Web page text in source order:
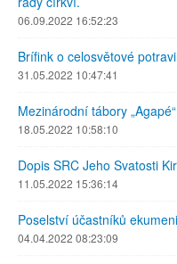
06.09.2022 16:52:23
Brífink o celosvětové
31.05.2022 10:47:41
Mezinárodní tábory
18.05.2022 10:58:10
Dopis SRC Jeho Svatosti
11.05.2022 15:36:14
Poselství účastníků
04.04.2022 08:23:09